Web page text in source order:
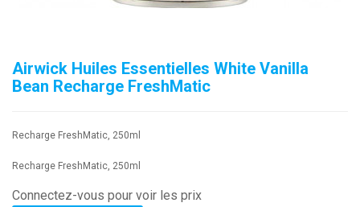
Airwick Huiles Essentielles White Vanilla
Bean Recharge FreshMatic
Recharge FreshMatic, 250ml
Recharge FreshMatic, 250ml
Connectez-vous pour voir les prix